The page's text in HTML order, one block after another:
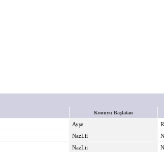
Konuyu Başlatan
Ayşe
NazLii
NazLii